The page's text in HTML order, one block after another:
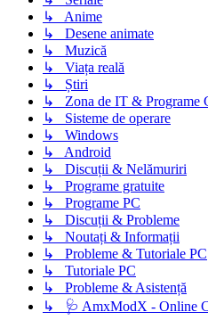
↳ Anime
↳ Desene animate
↳ Muzică
↳ Viața reală
↳ Știri
↳ Zona de IT & Programe
↳ Sisteme de operare
↳ Windows
↳ Android
↳ Discuții & Nelămuriri
↳ Programe gratuite
↳ Programe PC
↳ Discuții & Probleme
↳ Noutați & Informații
↳ Probleme & Tutoriale PC
↳ Tutoriale PC
↳ Probleme & Asistență
↳ 🩺 AmxModX - Online